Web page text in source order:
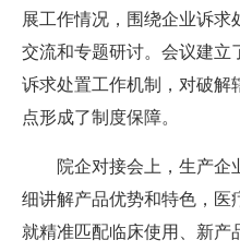
展工作情况，围绕企业诉求
交流和专题研讨。会议建立
诉求处置工作机制，对破解
点形成了制度保障。
院企对接会上，生产企
细讲解产品优势和特色，医
就精准匹配临床使用、新产